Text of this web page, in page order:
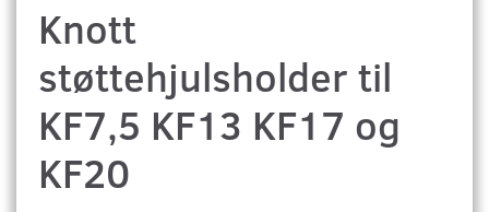
Knott
støttehjulsholder til
KF7,5 KF13 KF17 og
KF20